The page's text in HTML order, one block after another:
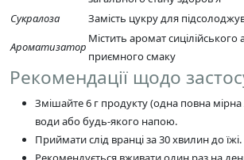
Сукралоза
Замість цукру для
Ароматизатор
Містить аромат
приємного смаку
Рекомендації щодо
Змішайте 6 г продукту (одна повна
води або будь-якого напою.
Приймати слід вранці за 30 хвилин до їжі.